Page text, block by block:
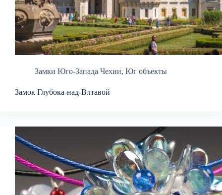
Замки Юго-Запада Чехии, Юг объекты
Замок Глубока-над-Влтавой